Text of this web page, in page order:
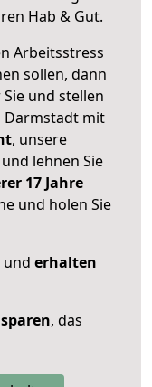
Hab & Gut.
Arbeitsstress
sollen, dann
und stellen
Darmstadt mit
, unsere
lehnen Sie
17 Jahre
und holen Sie
und erhalten
, das